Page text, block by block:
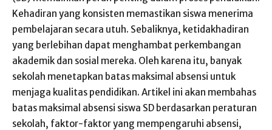
Kehadiran yang konsisten memastikan siswa menerima
pembelajaran secara utuh. Sebaliknya, ketidakhadiran
yang berlebihan dapat menghambat perkembangan
akademik dan sosial mereka. Oleh karena itu, banyak
sekolah menetapkan batas maksimal absensi untuk
menjaga kualitas pendidikan. Artikel ini akan membahas
batas maksimal absensi siswa SD berdasarkan peraturan
sekolah, faktor-faktor yang mempengaruhi absensi,